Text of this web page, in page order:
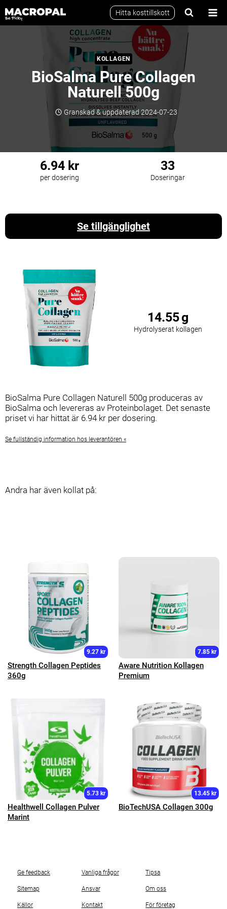
to
content
Hitta kosttillskott
KOLLAGEN
BioSalma Pure Collagen
Naturell 500g
Granskad & uppdaterad2024-07-23
14.55g
Hydrolyserat kollagen
BioSalma Pure Collagen Naturell 500g produceras av
BioSalma och levereras av Proteinbolaget. Det senaste
priset vi har hittat är 6.94 kr per dosering.
Se fullständig information hos leverantören «
Andra har även kollat på:
6.94 kr
per dosering
33
Doseringar
Se tillgänglighet
9.27 kr
Strength Collagen Peptides
360g
7.85 kr
Aware Nutrition Kollagen
Premium
5.73 kr
Healthwell Collagen Pulver
Marint
13.45 kr
BioTechUSA Collagen 300g
Ge feedback
Sitemap
Källor
Vanliga frågor
Ansvar
Kontakt
Tipsa
Om oss
För företag